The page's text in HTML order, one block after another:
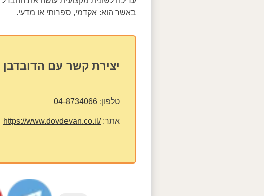
באשר הוא: אקדמי, ספרותי או מדעי.
יצירת קשר עם הדובדבן
טלפון: 04-8734066
אתר:https://www.dovdevan.co.il/